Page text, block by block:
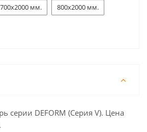
700x2000 мм. 800x2000 мм.
серии DEFORM (Серия V). Цена